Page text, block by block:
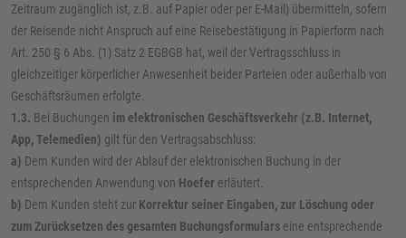
Zeitraum zugänglich ist, z.B. auf Papier oder per E-Mail) übermitteln, sofern
der Reisende nicht Anspruch auf eine Reisebestätigung in Papierform nach
Art. 250 § 6 Abs. (1) Satz 2 EGBGB hat, weil der Vertragsschluss in
gleichzeitiger körperlicher Anwesenheit beider Parteien oder außerhalb von
Geschäftsräumen erfolgte.
1.3. Bei Buchungen im elektronischen Geschäftsverkehr (z.B. Internet,
App, Telemedien) gilt für den Vertragsabschluss:
a) Dem Kunden wird der Ablauf der elektronischen Buchung in der
entsprechenden Anwendung von Hoefer erläutert.
b) Dem Kunden steht zur Korrektur seiner Eingaben, zur Löschung oder
zum Zurücksetzen des gesamten Buchungsformulars eine entsprechende